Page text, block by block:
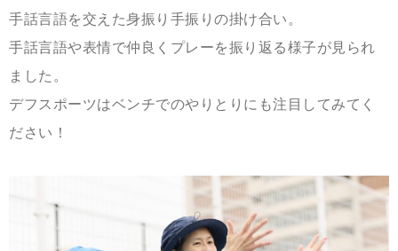
手話言語を交えた身振り手振りの掛け合い。
手話言語や表情で仲良くプレーを振り返る様子が見られ
ました。
デフスポーツはベンチでのやりとりにも注目してみてく
ださい！